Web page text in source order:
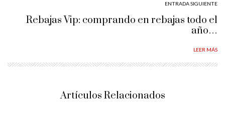
ENTRADA SIGUIENTE
Rebajas Vip: comprando en rebajas todo el
año…
LEER MÁS
Artículos Relacionados